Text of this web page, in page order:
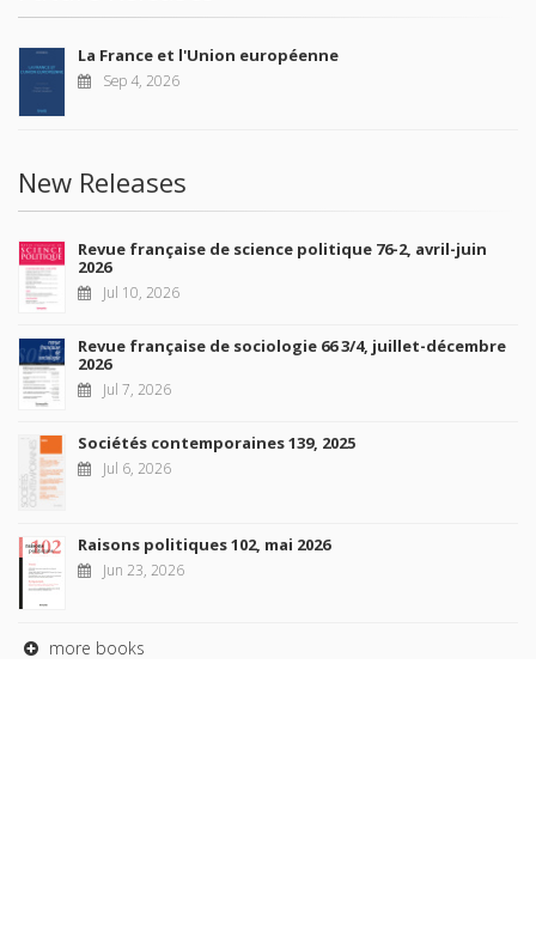
La France et l'Union européenne
Sep 4, 2026
New Releases
Revue française de science politique 76-2, avril-juin
2026
Jul 10, 2026
Revue française de sociologie 66 3/4, juillet-décembre
2026
Jul 7, 2026
Sociétés contemporaines 139, 2025
Jul 6, 2026
Raisons politiques 102, mai 2026
Jun 23, 2026
more books